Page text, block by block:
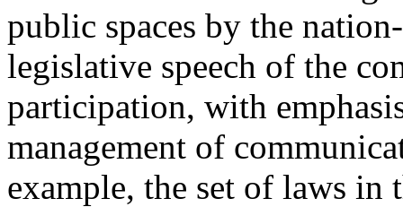
public spaces by the
legislative speech of the
participation, with
management of
example, the set of laws